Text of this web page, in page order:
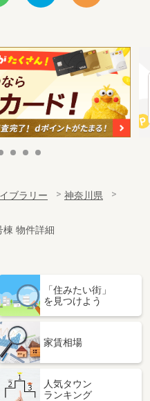
ブラリー
神奈川県
棟 物件詳細
「住みたい街」
を見つけよう
家賃相場
人気タウン
ランキング